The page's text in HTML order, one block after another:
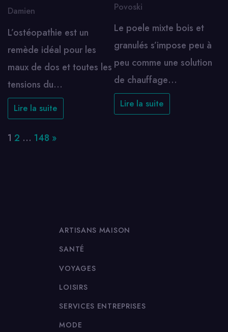
Damien
L’ostéopathie est un
remède idéal pour les
maux de dos et toutes les
tensions du…
Lire la suite
Povoski
Le poele mixte bois et
granulés s’impose peu à
peu comme une solution
de chauffage…
Lire la suite
Page:
1 2 … 148 Next
»
ARTISANS MAISON
SANTÉ
VOYAGES
LOISIRS
SERVICES ENTREPRISES
MODE